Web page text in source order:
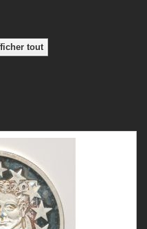
tout